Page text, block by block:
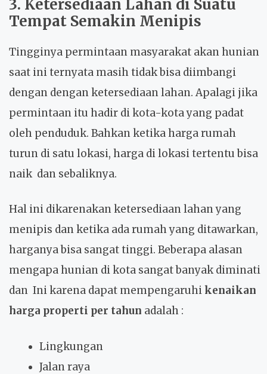
3. Ketersediaan Lahan di Suatu
Tempat Semakin Menipis
Tingginya permintaan masyarakat akan hunian
saat ini ternyata masih tidak bisa diimbangi
dengan dengan ketersediaan lahan. Apalagi jika
permintaan itu hadir di kota-kota yang padat
oleh penduduk. Bahkan ketika harga rumah
turun di satu lokasi, harga di lokasi tertentu bisa
naik dan sebaliknya.
Hal ini dikarenakan ketersediaan lahan yang
menipis dan ketika ada rumah yang ditawarkan,
harganya bisa sangat tinggi. Beberapa alasan
mengapa hunian di kota sangat banyak diminati
dan Ini karena dapat mempengaruhikenaikan
harga properti per tahun adalah :
Lingkungan
Jalan raya